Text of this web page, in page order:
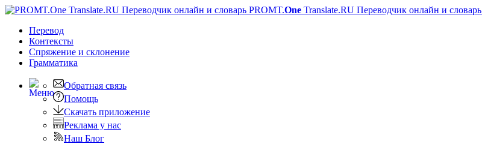
PROMT.One Translate.RU Переводчик онлайн и словарь
Перевод
Контексты
Спряжение и склонение
Грамматика
Обратная связь
Помощь
Скачать приложение
Реклама у нас
Наш Блог